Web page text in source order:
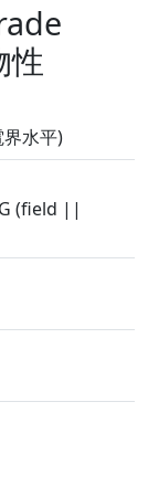
性
水平)
(field ||